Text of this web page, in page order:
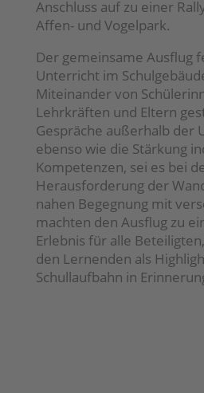
Anschluss auf zu einer
Affen- und Vogelpark.
Der gemeinsame Ausflug
Unterricht im
Miteinander von
Lehrkräften und Eltern
Gespräche außerhalb der
ebenso wie die Stärkung
Kompetenzen, sei es bei
Herausforderung der
nahen Begegnung mit
machten den Ausflug zu
Erlebnis für alle
den Lernenden als
Schullaufbahn in